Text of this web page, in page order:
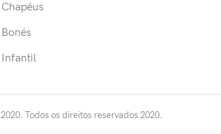
Chapéus
Bonés
Infantil
2020. Todos os direitos reservados 2020.